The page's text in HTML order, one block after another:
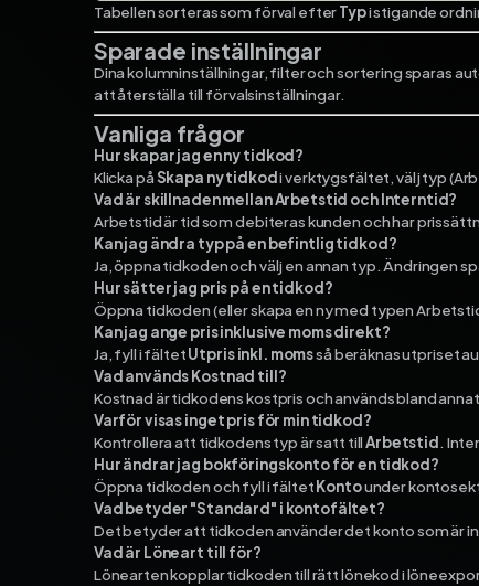
Tabellen sorteras som förval efterTypi stigande
Sparade inställningar
Dina kolumninställningar, filter och sortering sparas
att återställa till förvalsinställningar.
Vanliga frågor
Hur skapar jag en ny tidkod?
Klicka påSkapa ny tidkodi verktygsfältet, välj typ
Vad är skillnaden mellan Arbetstid och Interntid?
Arbetstid är tid som debiteras kunden och har
Kan jag ändra typ på en befintlig tidkod?
Ja, öppna tidkoden och välj en annan typ. Ändringen
Hur sätter jag pris på en tidkod?
Öppna tidkoden (eller skapa en ny med typen
Kan jag ange pris inklusive moms direkt?
Ja, fyll i fältetUtpris inkl. momsså beräknas utpriset
Vad används Kostnad till?
Kostnad är tidkodens kostpris och används bland
Varför visas inget pris för min tidkod?
Kontrollera att tidkodens typ är satt tillArbetstid.
Hur ändrar jag bokföringskonto för en tidkod?
Öppna tidkoden och fyll i fältetKontounder
Vad betyder "Standard" i kontofältet?
Det betyder att tidkoden använder det konto som är
Vad är Löneart till för?
Lönearten kopplar tidkoden till rätt lönekod i